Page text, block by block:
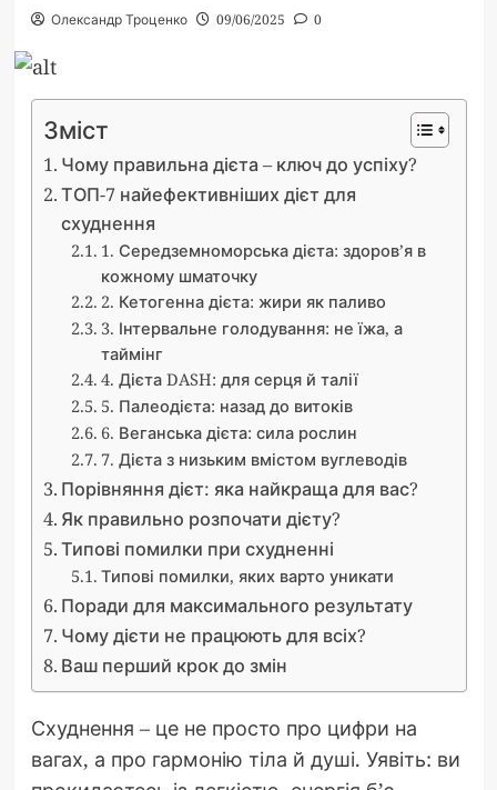
Олександр Троценко 09/06/2025 0
Зміст
Чому правильна дієта – ключ до успіху?
ТОП-7 найефективніших дієт для
схуднення
1. Середземноморська дієта: здоров’я в
кожному шматочку
2. Кетогенна дієта: жири як паливо
3. Інтервальне голодування: не їжа, а
таймінг
4. Дієта DASH: для серця й талії
5. Палеодієта: назад до витоків
6. Веганська дієта: сила рослин
7. Дієта з низьким вмістом вуглеводів
Порівняння дієт: яка найкраща для вас?
Як правильно розпочати дієту?
Типові помилки при схудненні
Типові помилки, яких варто уникати
Поради для максимального результату
Чому дієти не працюють для всіх?
Ваш перший крок до змін
Схуднення – це не просто про цифри на
вагах, а про гармонію тіла й душі. Уявіть: ви